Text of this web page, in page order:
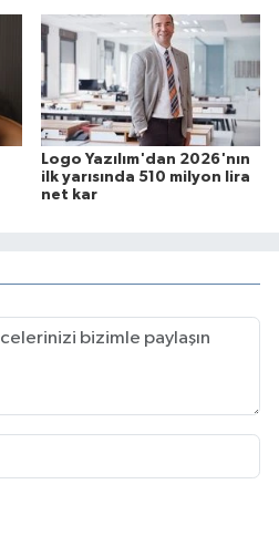
Logo Yazılım'dan 2026'nın
ilk yarısında 510 milyon lira
net kar